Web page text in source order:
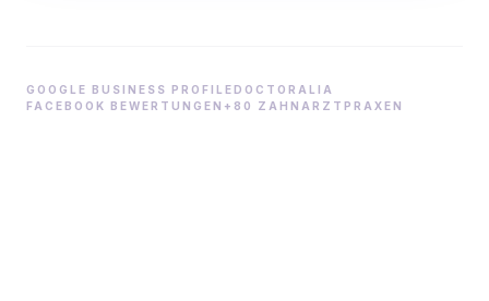
GOOGLE BUSINESS PROFILEDOCTORALIA
FACEBOOK BEWERTUNGEN +80 ZAHNARZTPRAXEN